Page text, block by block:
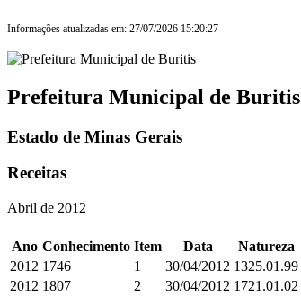
Informações atualizadas em: 27/07/2026 15:20:27
Prefeitura Municipal de Buritis
Estado de Minas Gerais
Receitas
Abril de 2012
Ano Conhecimento Item Data Natureza
2012 1746 1 30/04/2012 1325.01.99
2012 1807 2 30/04/2012 1721.01.02